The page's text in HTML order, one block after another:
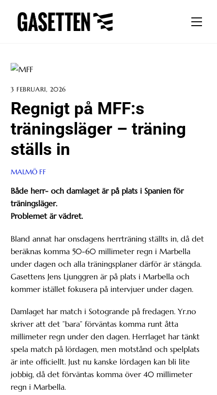
content
3 FEBRUARI, 2026
Regnigt på MFF:s
träningsläger – träning
ställs in
MALMÖ FF
Både herr- och damlaget är på plats i Spanien för
träningsläger.
Problemet är vädret.
Bland annat har onsdagens herrträning ställts in, då det
beräknas komma 50-60 millimeter regn i Marbella
under dagen och alla träningsplaner därför är stängda.
Gasettens Jens Ljunggren är på plats i Marbella och
kommer istället fokusera på intervjuer under dagen.
Damlaget har match i Sotogrande på fredagen. Yr.no
skriver att det ”bara” förväntas komma runt åtta
millimeter regn under den dagen. Herrlaget har tänkt
spela match på lördagen, men motstånd och spelplats
är inte officiellt. Just nu kanske lördagen kan bli lite
jobbig, då det förväntas komma över 40 millimeter
regn i Marbella.